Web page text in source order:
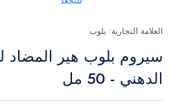
العلامة التجارية: بلوب
سيروم بلوب هير المضاد
الدهني - 50 مل